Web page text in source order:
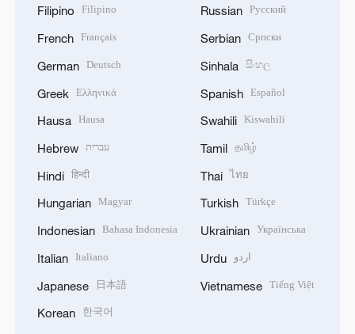
Filipino Filipino
French Français
German Deutsch
Greek Ελληνικά
Hausa Hausa
Hebrew עברית
Hindi हिन्दी
Hungarian Magyar
Indonesian Bahasa Indonesia
Italian Italiano
Japanese 日本語
Korean 한국어
Russian Русский
Serbian Српски
Sinhala සිංහල
Spanish Español
Swahili Kiswahili
Tamil தமிழ்
Thai ไทย
Turkish Türkçe
Ukrainian Українська
Urdu اردو
Vietnamese Tiếng Việt